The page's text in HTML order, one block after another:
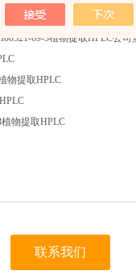
520
69-3植物提取HPLC公
物提取HPLC
物提取HPLC
联系我们